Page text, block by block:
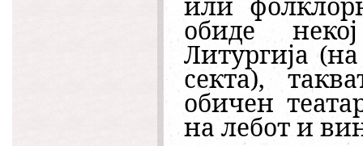
обиде
Литургија
секта),
обичен
на лебот и